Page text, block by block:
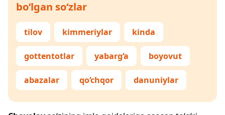
bo‘lgan so‘zlar
tilov kimmeriylar kinda
gottentotlar yabarg‘a boyovut
abazalar qo‘chqor danuniylar